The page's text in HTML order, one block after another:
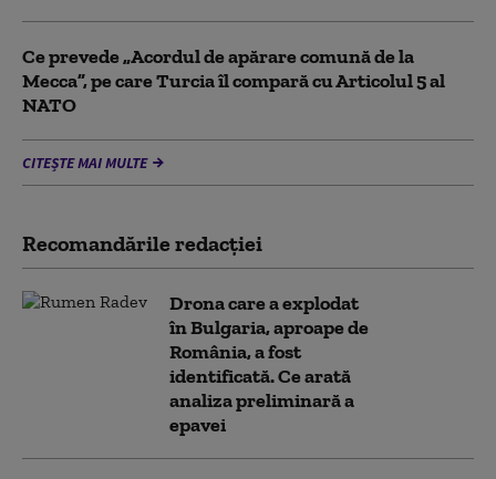
Ce prevede „Acordul de apărare comună de la
Mecca”, pe care Turcia îl compară cu Articolul 5 al
NATO
CITEȘTE MAI MULTE
Recomandările redacţiei
Drona care a explodat
în Bulgaria, aproape de
România, a fost
identificată. Ce arată
analiza preliminară a
epavei